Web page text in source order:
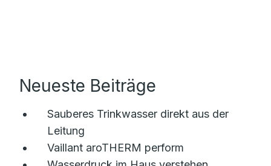
Neueste Beiträge
Sauberes Trinkwasser direkt aus der
Leitung
Vaillant aroTHERM perform